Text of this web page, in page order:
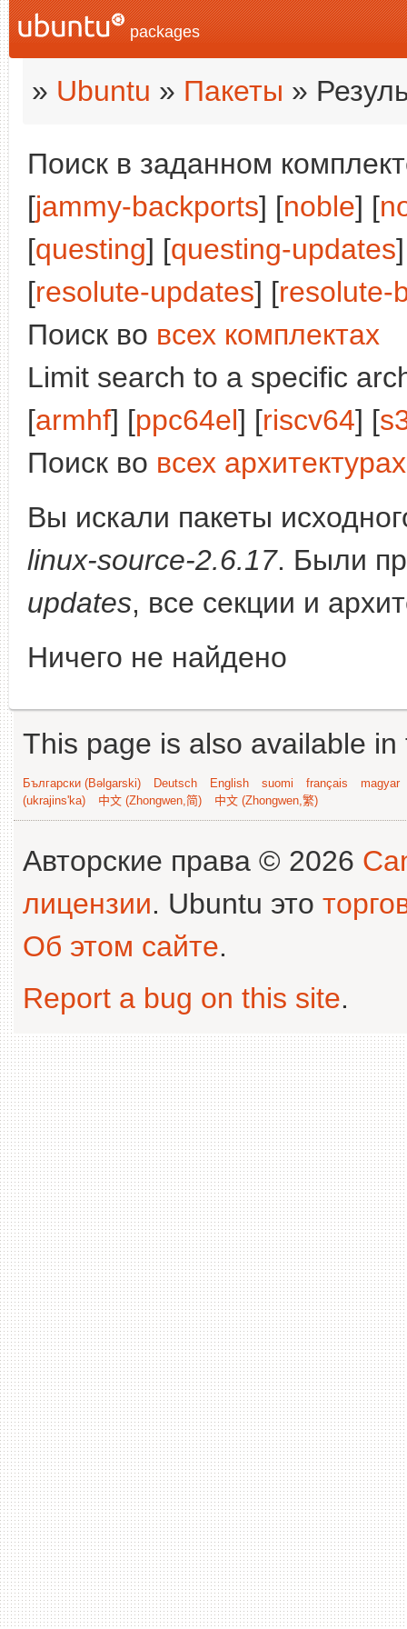
packages
» Ubuntu » Пакеты »
Поиск в заданном
[jammy-backports] [noble] [
[questing] [questing-updates
[resolute-updates] [resolute-
Поиск во всех комплектах
Limit search to a specific
[armhf] [ppc64el] [riscv64] [
Поиск во всех архитектурах
Вы искали пакеты
linux-source-2.6.17. Были
updates, все секции и
Ничего не найдено
This page is also available
Български (Bəlgarski) Deutsch English suomi français
magyar
(ukrajins'ka)
中文 (Zhongwen,简) 中文 (Zhongwen,繁)
Авторские права © 2026
лицензии. Ubuntu это
Об этом сайте.
Report a bug on this site.